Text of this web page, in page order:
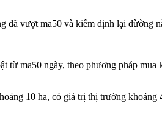
vượt ma50 và kiểm định lại đừờng
từ ma50 ngày, theo phương pháp
10 ha, có giá trị thị trường